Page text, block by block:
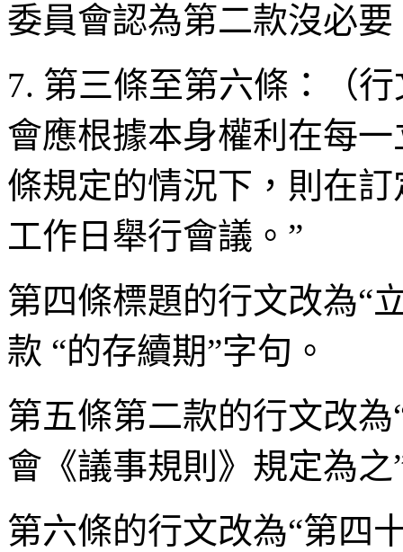
委員會認為第二款沒必
7. 第三條至第六條：（
會應根據本身權利在每
條規定的情況下，則在
工作日舉行會議。”
第四條標題的行文改為“
款 “的存續期”字句。
第五條第二款的行文改
會《議事規則》規定為之
第六條的行文改為“第四